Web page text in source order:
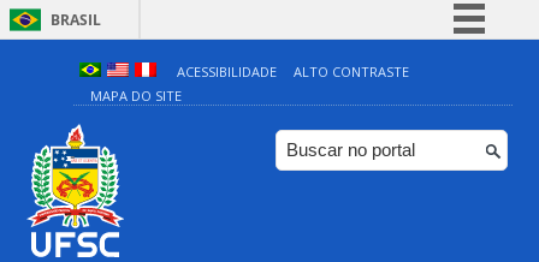
BRASIL
Simplifique!
Comunica BR
Participe
ACESSIBILIDADE
ALTO CONTRASTE
MAPA DO SITE